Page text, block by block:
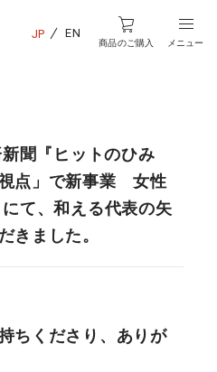
JP EN
商品のご購入 メニュー
聞『ヒットのひみ
点」で新事業 女性
て、和える代表の矢
きました。
ちくださり、ありが